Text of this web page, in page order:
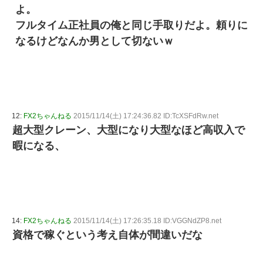
よ。
フルタイム正社員の俺と同じ手取りだよ。頼りに
なるけどなんか男として切ないｗ
12: FX2ちゃんねる 2015/11/14(土) 17:24:36.82 ID:TcXSFdRw.net
超大型クレーン、大型になり大型なほど高収入で
暇になる、
14: FX2ちゃんねる 2015/11/14(土) 17:26:35.18 ID:VGGNdZP8.net
資格で稼ぐという考え自体が間違いだな